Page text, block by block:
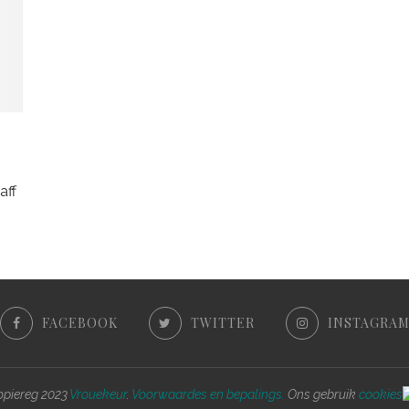
FACEBOOK TWITTER INSTAGRAM
2023Vrouekeur. Voorwaardes en bepalings. Ons gebruik cookies